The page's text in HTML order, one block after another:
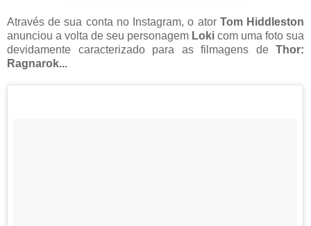
Através de sua conta no Instagram, o ator Tom Hiddleston
anunciou a volta de seu personagem Loki com uma foto sua
devidamente caracterizado para as filmagens de Thor:
Ragnarok...